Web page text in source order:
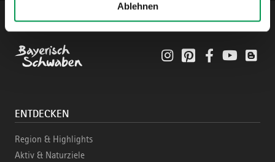
Ablehnen
InstagramPinterestFacebookYouTube
ENTDECKEN
Region & Highlights
Aktiv & Naturziele